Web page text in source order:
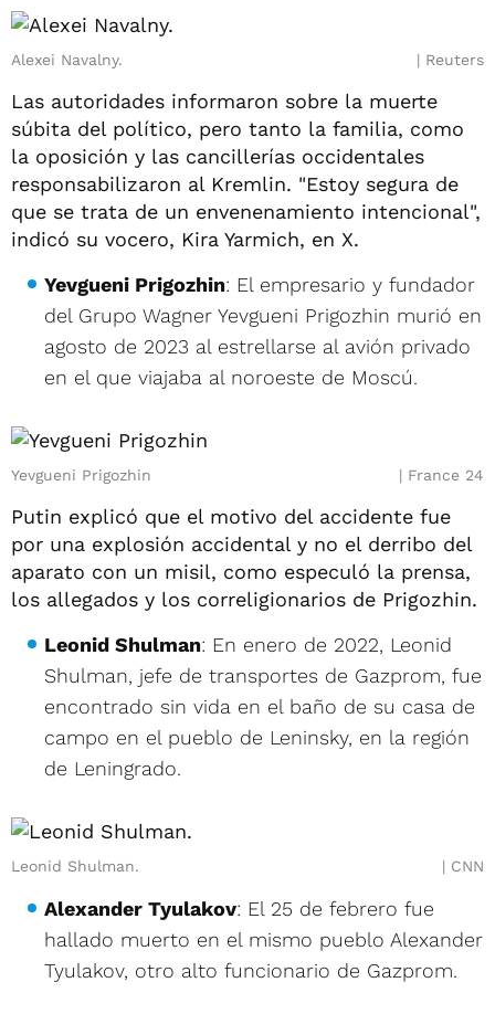
Alexei Navalny. Reuters
Las autoridades informaron sobre la muerte
súbita del político, pero tanto la familia, como
la oposición y las cancillerías occidentales
responsabilizaron al Kremlin. "Estoy segura de
que se trata de un envenenamiento intencional",
indicó su vocero, Kira Yarmich, en X.
Yevgueni Prigozhin: El empresario y fundador
del Grupo Wagner Yevgueni Prigozhin murió en
agosto de 2023 al estrellarse al avión privado
en el que viajaba al noroeste de Moscú.
Yevgueni Prigozhin France 24
Putin explicó que el motivo del accidente fue
por una explosión accidental y no el derribo del
aparato con un misil, como especuló la prensa,
los allegados y los correligionarios de Prigozhin.
Leonid Shulman: En enero de 2022, Leonid
Shulman, jefe de transportes de Gazprom, fue
encontrado sin vida en el baño de su casa de
campo en el pueblo de Leninsky, en la región
de Leningrado.
Leonid Shulman. CNN
Alexander Tyulakov: El 25 de febrero fue
hallado muerto en el mismo pueblo Alexander
Tyulakov, otro alto funcionario de Gazprom.